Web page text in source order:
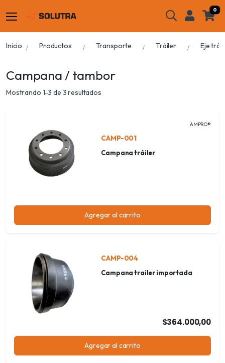
0
Inicio Productos Transporte Tráiler Eje
Campana / tambor
Mostrando 1-3 de 3 resultados
AMPRO®
CAMP-001
Campana tráiler
Agregar al carrito
CAMP-004
Campana trailer importada
$364.000,00
Agregar al carrito